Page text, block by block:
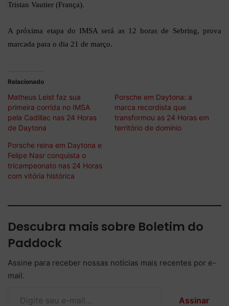
Tristan Vautier (França).
A próxima etapa do IMSA será as 12 horas de Sebring, prova
marcada para o dia 21 de março.
Relacionado
Matheus Leist faz sua
primeira corrida no IMSA
pela Cadillac nas 24 Horas
de Daytona
Porsche em Daytona: a
marca recordista que
transformou as 24 Horas em
território de domínio
Porsche reina em Daytona e
Felipe Nasr conquista o
tricampeonato nas 24 Horas
com vitória histórica
Descubra mais sobre Boletim do
Paddock
Assine para receber nossas notícias mais recentes por e-
mail.
Assinar